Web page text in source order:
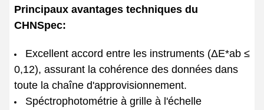
Principaux avantages techniques du
CHNSpec:
Excellent accord entre les instruments (ΔE*ab ≤
0,12), assurant la cohérence des données dans
toute la chaîne d'approvisionnement.
Spéctrophotométrie à grille à l'échelle